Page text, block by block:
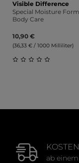
Visible Difference
Special Moisture
Body Care
10,90 €
(36,33 € / 1000 Milliliter)
ab